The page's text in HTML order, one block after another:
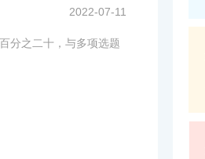
2022-07-11
分之二十，与多项选题